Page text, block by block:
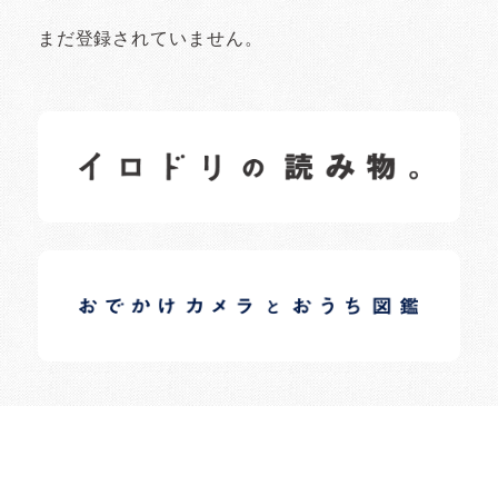
まだ登録されていません。
日常の様子など随時更新中です。
日常の様子など随時更新中です。